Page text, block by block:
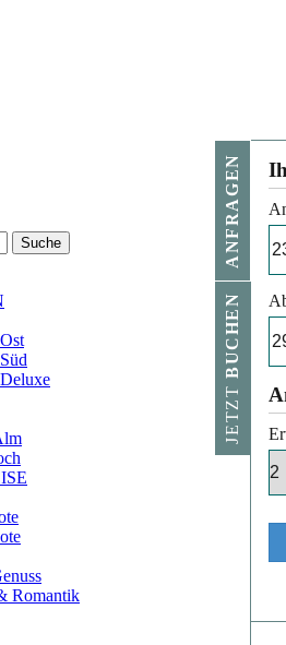
Romantik
JETZT
BUCHEN
ANFRAGEN